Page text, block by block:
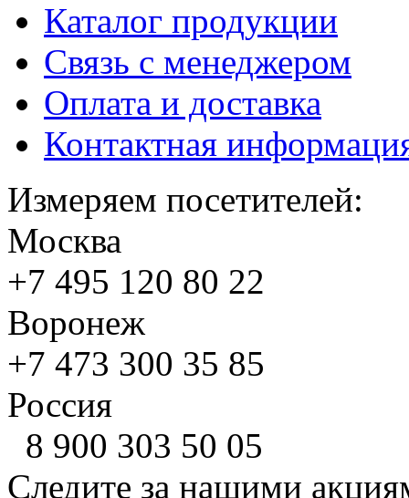
Каталог продукции
Связь с менеджером
Оплата и доставка
Контактная
Измеряем посетителей:
Москва
+7 495 120 80 22
Воронеж
+7 473 300 35 85
Россия
8 900 303 50 05
Следите за нашими